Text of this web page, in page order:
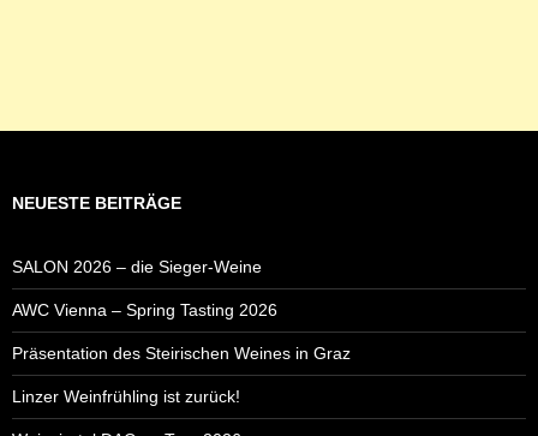
NEUESTE BEITRÄGE
SALON 2026 – die Sieger-Weine
AWC Vienna – Spring Tasting 2026
Präsentation des Steirischen Weines in Graz
Linzer Weinfrühling ist zurück!